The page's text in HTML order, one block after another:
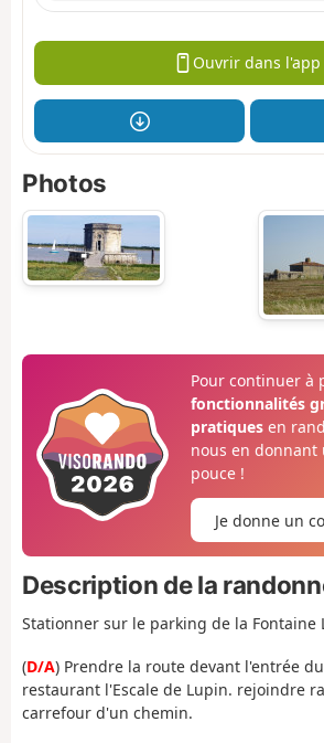
Ouvrir dans l'app
Photos
Pour continuer à
fonctionnalités
pratiquesen
nous en
pouce !
Je donne un
Description de la
Stationner sur le parking de la Fontaine
(D/A) Prendre la route devant l'entrée
restaurant l'Escale de Lupin. rejoindre
carrefour d'un chemin.